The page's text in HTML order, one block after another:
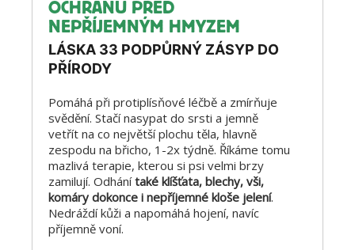
OCHRANU PŘED
NEPŘÍJEMNÝM HMYZEM
LÁSKA 33 PODPŮRNÝ ZÁSYP DO
PŘÍRODY
Pomáhá při protiplísňové léčbě a zmírňuje
svědění. Stačí nasypat do srsti a jemně
vetřít na co největší plochu těla, hlavně
zespodu na břicho, 1-2x týdně. Říkáme tomu
mazlivá terapie, kterou si psi velmi brzy
zamilují. Odhánítaké klíšťata, blechy, vši,
komáry dokonce i nepříjemné kloše jelení.
Nedráždí kůži a napomáhá hojení, navíc
příjemně voní.